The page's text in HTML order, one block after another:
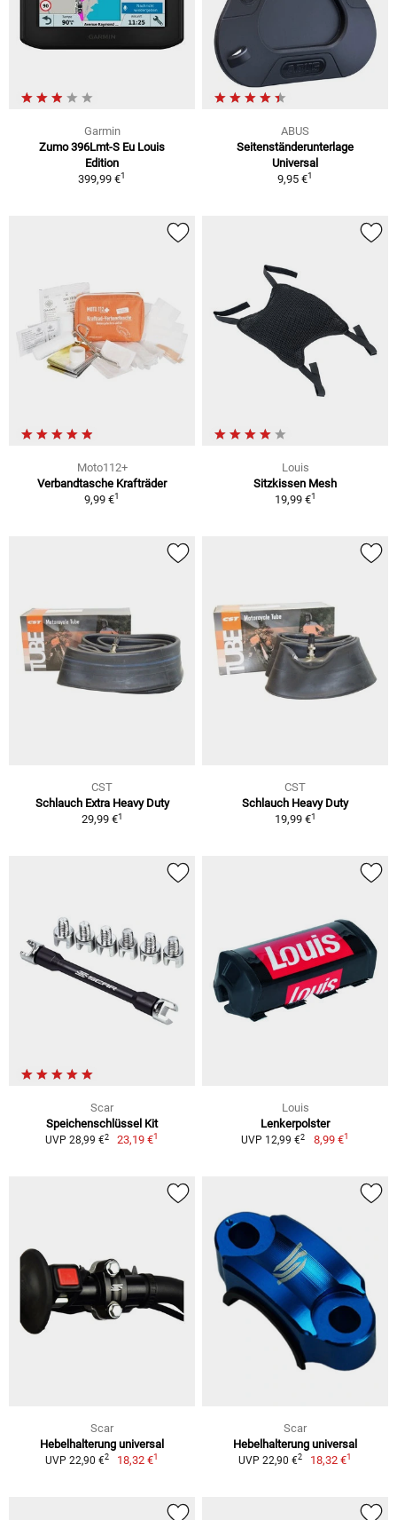
Garmin
Zumo 396Lmt-S Eu Louis
Edition
399,99 €1
ABUS
Seitenständerunterlage
Universal
9,95 €1
Moto112+
Verbandtasche Krafträder
9,99 €1
Louis
Sitzkissen Mesh
19,99 €1
CST
Schlauch Extra Heavy Duty
29,99 €1
CST
Schlauch Heavy Duty
19,99 €1
Scar
Speichenschlüssel Kit
UVP 28,99 €2 23,19 €1
Louis
Lenkerpolster
UVP 12,99 €2 8,99 €1
Scar
Hebelhalterung universal
UVP 22,90 €2 18,32 €1
Scar
Hebelhalterung universal
UVP 22,90 €2 18,32 €1